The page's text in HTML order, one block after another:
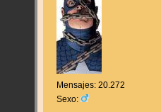
Mensajes: 20.272
Sexo: